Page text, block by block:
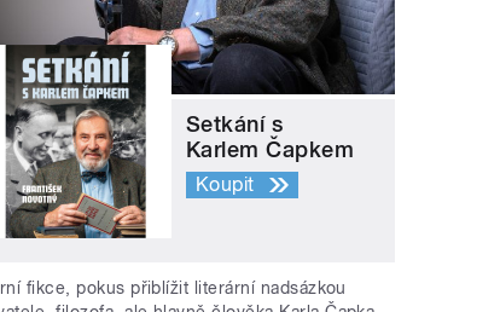
Setkání s
Karlem Čapkem
Koupit
fikce, pokus přiblížit literární nadsázkou